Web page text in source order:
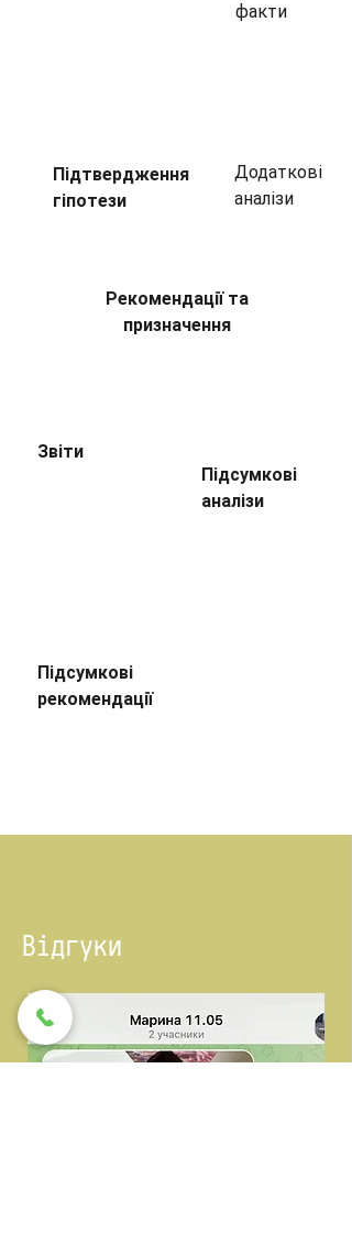
Підтвердження
гіпотези
факти
Додаткові
аналізи
Рекомендації та
призначення
Звіти
Підсумкові
аналізи
Підсумкові
рекомендації
​​Відгуки​​